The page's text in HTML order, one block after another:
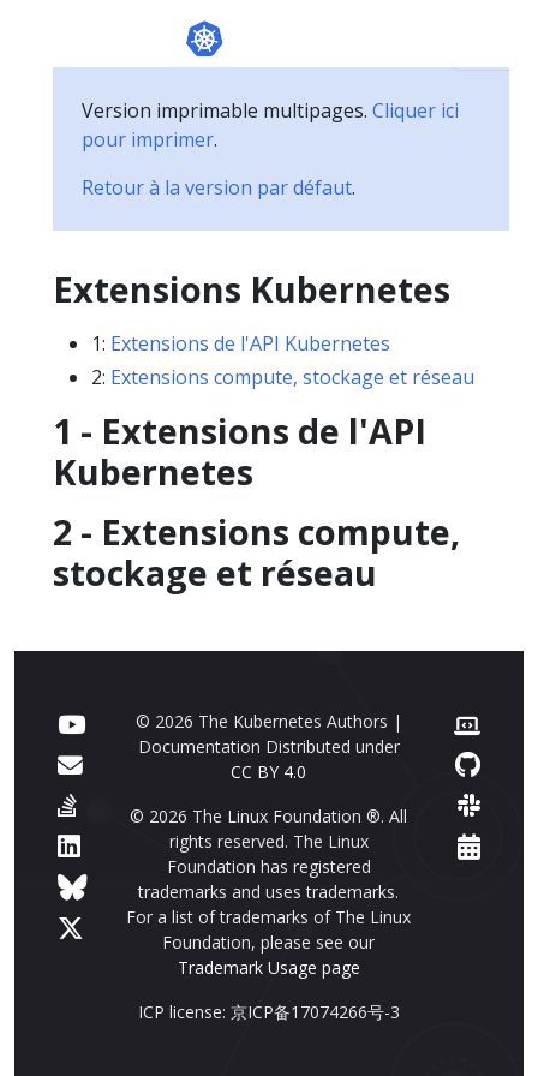
Version imprimable multipages. Cliquer ici
pour imprimer.
Retour à la version par défaut.
Extensions Kubernetes
1: Extensions de l'API Kubernetes
2: Extensions compute, stockage et réseau
1 - Extensions de l'API
Kubernetes
2 - Extensions compute,
stockage et réseau
© 2026 The Kubernetes Authors |
Documentation Distributed under
CC BY 4.0
© 2026 The Linux Foundation ®. All
rights reserved. The Linux
Foundation has registered
trademarks and uses trademarks.
For a list of trademarks of The Linux
Foundation, please see our
Trademark Usage page
ICP license: 京ICP备17074266号-3